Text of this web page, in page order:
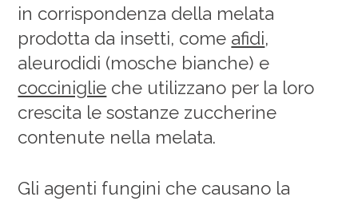
in corrispondenza della melata
prodotta da insetti, come afidi,
aleurodidi (mosche bianche) e
cocciniglie che utilizzano per la loro
crescita le sostanze zuccherine
contenute nella melata.
Gli agenti fungini che causano la